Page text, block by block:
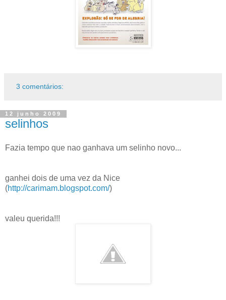
3 comentários:
12 junho 2009
selinhos
Fazia tempo que nao ganhava um selinho novo...
ganhei dois de uma vez da Nice
(http://carimam.blogspot.com/)
valeu querida!!!